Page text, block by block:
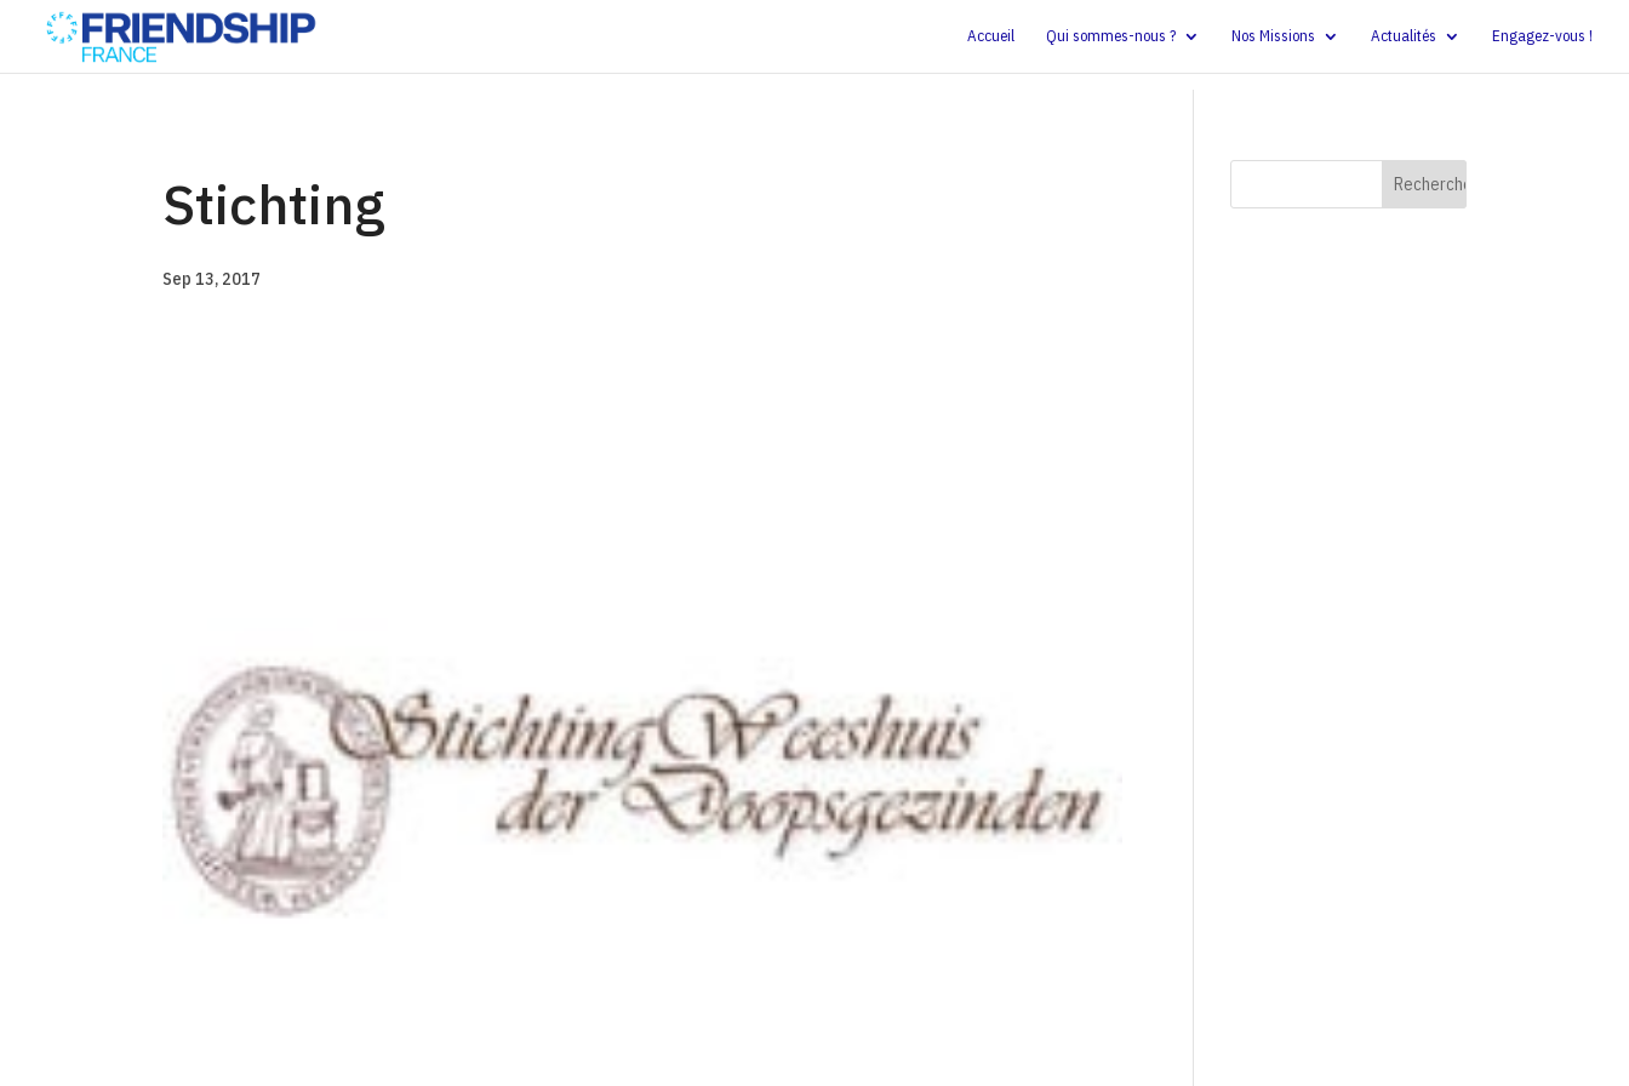
Accueil Qui sommes-nous ? Nos Missions Actualités Engagez-vous !
Stichting
Sep 13, 2017